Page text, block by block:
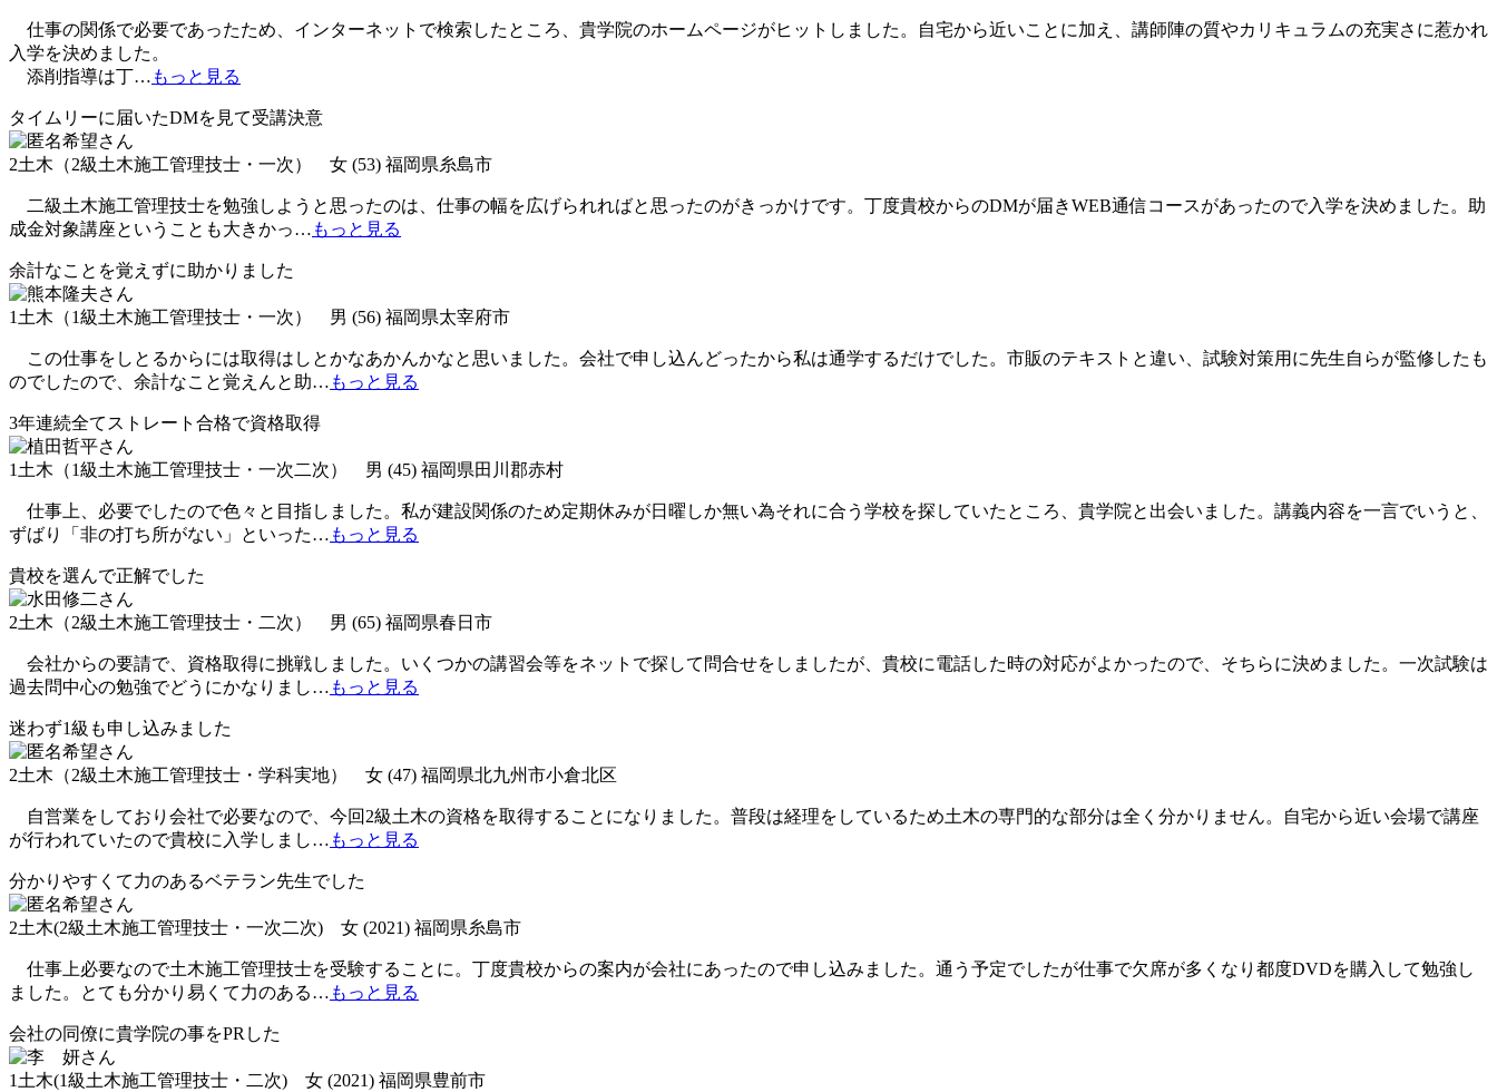
仕事の関係で必要であったため、インターネットで検索したところ、貴学院のホームページがヒットしました。自宅から近いことに加え、講師陣の質やカリキュラムの充実さに惹かれ
入学を決めました。
添削指導は丁… もっと見る
タイムリーに届いたDMを見て受講決意
2土木（2級土木施工管理技士・一次） 女 (53) 福岡県糸島市
二級土木施工管理技士を勉強しようと思ったのは、仕事の幅を広げられればと思ったのがきっかけです。丁度貴校からのDMが届きWEB通信コースがあったので入学を決めました。助
成金対象講座ということも大きかっ… もっと見る
余計なことを覚えずに助かりました
1土木（1級土木施工管理技士・一次） 男 (56) 福岡県太宰府市
この仕事をしとるからには取得はしとかなあかんかなと思いました。会社で申し込んどったから私は通学するだけでした。市販のテキストと違い、試験対策用に先生自らが監修したも
のでしたので、余計なこと覚えんと助… もっと見る
3年連続全てストレート合格で資格取得
1土木（1級土木施工管理技士・一次二次） 男 (45) 福岡県田川郡赤村
仕事上、必要でしたので色々と目指しました。私が建設関係のため定期休みが日曜しか無い為それに合う学校を探していたところ、貴学院と出会いました。講義内容を一言でいうと、
ずばり「非の打ち所がない」といった… もっと見る
貴校を選んで正解でした
2土木（2級土木施工管理技士・二次） 男 (65) 福岡県春日市
会社からの要請で、資格取得に挑戦しました。いくつかの講習会等をネットで探して問合せをしましたが、貴校に電話した時の対応がよかったので、そちらに決めました。一次試験は
過去問中心の勉強でどうにかなりまし… もっと見る
迷わず1級も申し込みました
2土木（2級土木施工管理技士・学科実地） 女 (47) 福岡県北九州市小倉北区
自営業をしており会社で必要なので、今回2級土木の資格を取得することになりました。普段は経理をしているため土木の専門的な部分は全く分かりません。自宅から近い会場で講座
が行われていたので貴校に入学しまし… もっと見る
分かりやすくて力のあるベテラン先生でした
2土木(2級土木施工管理技士・一次二次) 女 (2021) 福岡県糸島市
仕事上必要なので土木施工管理技士を受験することに。丁度貴校からの案内が会社にあったので申し込みました。通う予定でしたが仕事で欠席が多くなり都度DVDを購入して勉強し
ました。とても分かり易くて力のある… もっと見る
会社の同僚に貴学院の事をPRした
1土木(1級土木施工管理技士・二次) 女 (2021) 福岡県豊前市